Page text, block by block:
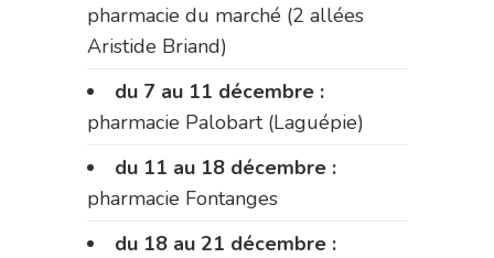
pharmacie du marché (2 allées
Aristide Briand)
du 7 au 11 décembre :
pharmacie Palobart (Laguépie)
du 11 au 18 décembre :
pharmacie Fontanges
du 18 au 21 décembre :